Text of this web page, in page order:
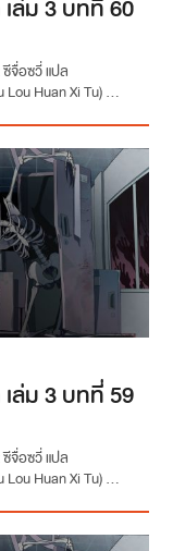
ล่ม 3 บทที่ 60
จื่อซวี่ แปล
Huan Xi Tu) ...
ล่ม 3 บทที่ 59
จื่อซวี่ แปล
Huan Xi Tu) ...